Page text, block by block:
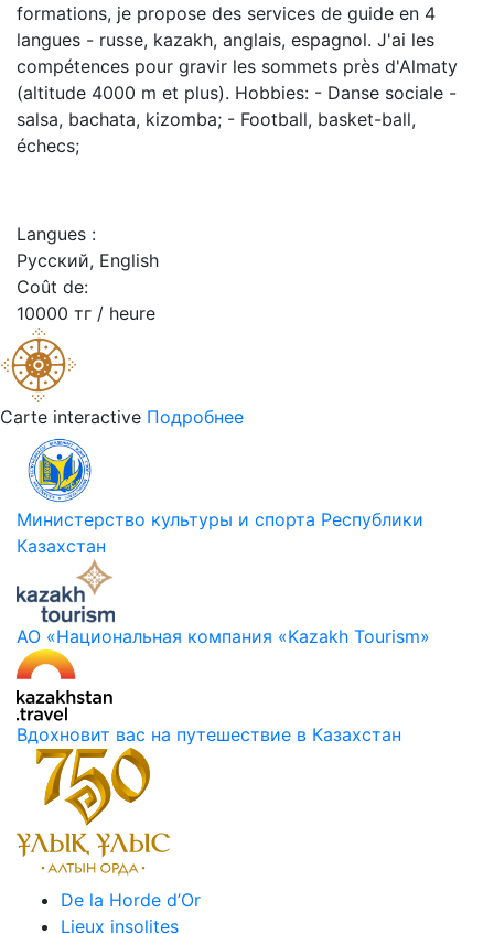
formations, je propose des services de guide en 4
langues - russe, kazakh, anglais, espagnol. J'ai les
compétences pour gravir les sommets près d'Almaty
(altitude 4000 m et plus). Hobbies: - Danse sociale -
salsa, bachata, kizomba; - Football, basket-ball,
échecs;
Langues :
Русский, English
Coût de:
10000 тг / heure
Carte interactive Подробнее
Министерство культуры и спорта Республики
Казахстан
АО «Национальная компания «Kazakh Tourism»
Вдохновит вас на путешествие в Казахстан
De la Horde d’Or
Lieux insolites